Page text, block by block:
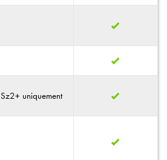
Sz2+ uniquement